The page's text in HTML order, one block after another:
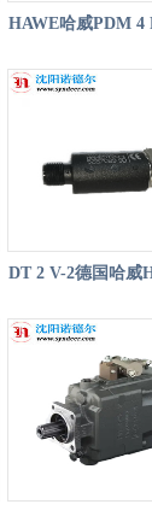
HAWE哈威PDM 4
例溢流阀
DT 2 V-2德国哈威
器DT 2